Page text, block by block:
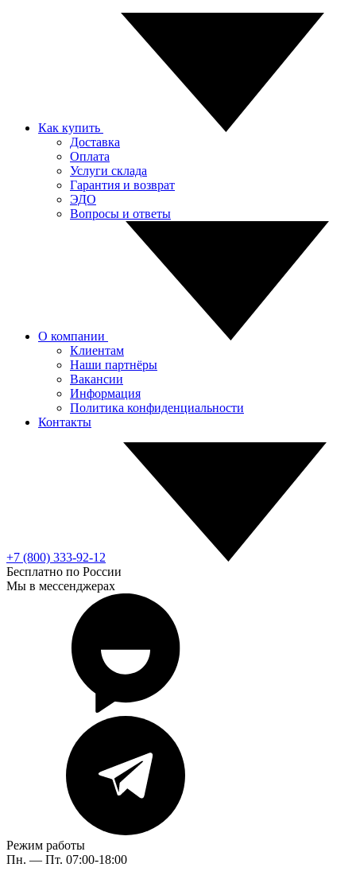
Как купить
Доставка
Оплата
Услуги склада
Гарантия и возврат
ЭДО
Вопросы и ответы
О компании
Клиентам
Наши партнёры
Вакансии
Информация
Политика конфиденциальности
Контакты
+7 (800) 333-92-12
Бесплатно по России
Мы в мессенджерах
Режим работы
Пн. — Пт. 07:00-18:00